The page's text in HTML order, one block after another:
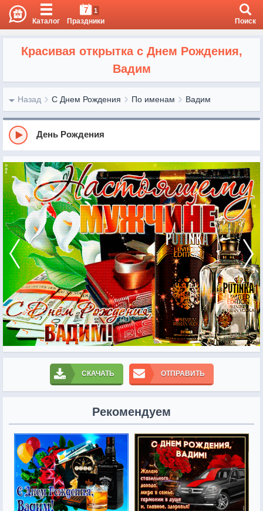
Каталог
7 1
Праздники Поиск
Красивая открытка с Днем Рождения,
Вадим
Назад С Днем Рождения По именам Вадим
День Рождения
СКАЧАТЬ ОТПРАВИТЬ
Рекомендуем